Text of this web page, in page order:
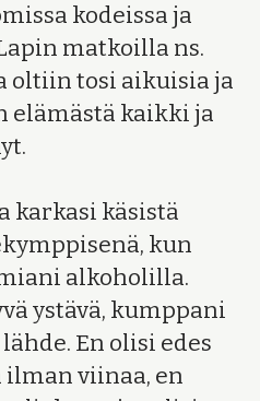
kodeissa ja
matkoilla ns.
oltiin tosi aikuisia ja
elämästä kaikki ja
karkasi käsistä
kun
alkoholilla.
ystävä, kumppani
En olisi edes
viinaa, en